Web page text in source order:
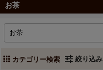
お茶
カテゴリー検索 絞り込み